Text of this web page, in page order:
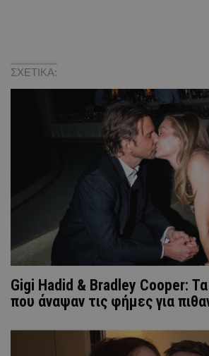
ΣΧΕΤΙΚΑ:
Gigi Hadid & Bradley Cooper: Τα
που άναψαν τις φήμες για